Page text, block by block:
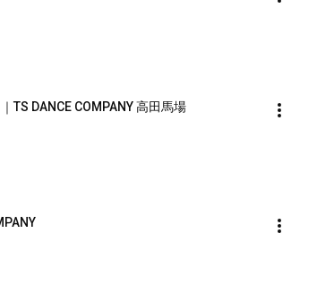
TS DANCE COMPANY 高田馬場